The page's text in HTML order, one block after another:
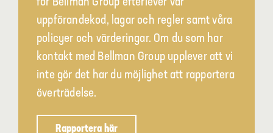
uppförandekod, lagar och regler samt våra
policyer och värderingar. Om du som har
kontakt med Bellman Group upplever att vi
inte gör det har du möjlighet att rapportera
överträdelse.
Rapportera här